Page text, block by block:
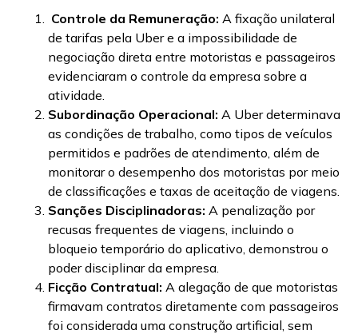
Controle da Remuneração: A fixação unilateral
de tarifas pela Uber e a impossibilidade de
negociação direta entre motoristas e passageiros
evidenciaram o controle da empresa sobre a
atividade.
Subordinação Operacional: A Uber determinava
as condições de trabalho, como tipos de veículos
permitidos e padrões de atendimento, além de
monitorar o desempenho dos motoristas por meio
de classificações e taxas de aceitação de viagens.
Sanções Disciplinadoras: A penalização por
recusas frequentes de viagens, incluindo o
bloqueio temporário do aplicativo, demonstrou o
poder disciplinar da empresa.
Ficção Contratual: A alegação de que motoristas
firmavam contratos diretamente com passageiros
foi considerada uma construção artificial, sem